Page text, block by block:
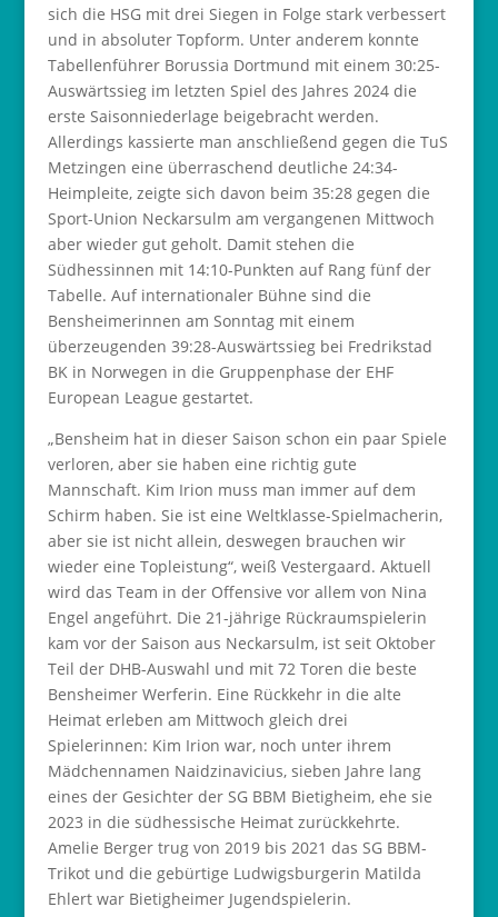
sich die HSG mit drei Siegen in Folge stark verbessert
und in absoluter Topform. Unter anderem konnte
Tabellenführer Borussia Dortmund mit einem 30:25-
Auswärtssieg im letzten Spiel des Jahres 2024 die
erste Saisonniederlage beigebracht werden.
Allerdings kassierte man anschließend gegen die TuS
Metzingen eine überraschend deutliche 24:34-
Heimpleite, zeigte sich davon beim 35:28 gegen die
Sport-Union Neckarsulm am vergangenen Mittwoch
aber wieder gut geholt. Damit stehen die
Südhessinnen mit 14:10-Punkten auf Rang fünf der
Tabelle. Auf internationaler Bühne sind die
Bensheimerinnen am Sonntag mit einem
überzeugenden 39:28-Auswärtssieg bei Fredrikstad
BK in Norwegen in die Gruppenphase der EHF
European League gestartet.
„Bensheim hat in dieser Saison schon ein paar Spiele
verloren, aber sie haben eine richtig gute
Mannschaft. Kim Irion muss man immer auf dem
Schirm haben. Sie ist eine Weltklasse-Spielmacherin,
aber sie ist nicht allein, deswegen brauchen wir
wieder eine Topleistung“, weiß Vestergaard. Aktuell
wird das Team in der Offensive vor allem von Nina
Engel angeführt. Die 21-jährige Rückraumspielerin
kam vor der Saison aus Neckarsulm, ist seit Oktober
Teil der DHB-Auswahl und mit 72 Toren die beste
Bensheimer Werferin. Eine Rückkehr in die alte
Heimat erleben am Mittwoch gleich drei
Spielerinnen: Kim Irion war, noch unter ihrem
Mädchennamen Naidzinavicius, sieben Jahre lang
eines der Gesichter der SG BBM Bietigheim, ehe sie
2023 in die südhessische Heimat zurückkehrte.
Amelie Berger trug von 2019 bis 2021 das SG BBM-
Trikot und die gebürtige Ludwigsburgerin Matilda
Ehlert war Bietigheimer Jugendspielerin.